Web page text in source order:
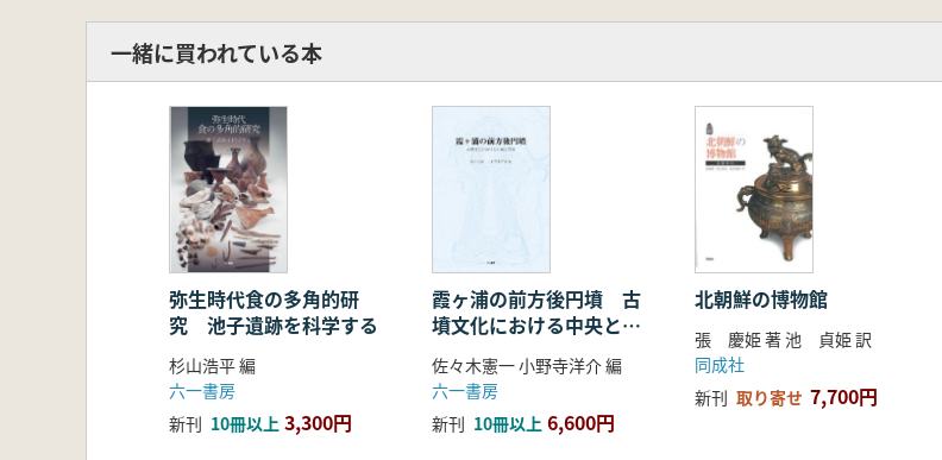
24.高地性集落論― 高地性集落と遺構・遺物 ―
25.争乱の時代― 実証と地域性 ―
26.大規模集落と小規模集落― 虚像と実像 ―
27.墓制論― 弥生墳墓から古墳の発生 ―
28.古墳時代との境― 弥生土器と土師器 ―
29.年代決定論― 年代の求め方とその問題点 ―
30.自然科学分析の応用― 導入の歴史・適用と限界 ―
註
引用文献
おわりに
【著者略歴】
浜田晋介
(はまだ しんすけ)
1959年神奈川県生まれ。日本大学文理学部卒。
川崎市市民ミュージアム学芸員をへて、現在、日本大学文理学部教授。
博士(歴史学:専修大学)
一緒に買われている本
弥生時代食の多角的研
究 池子遺跡を科学する
杉山浩平 編
六一書房
新刊 10冊以上 3,300円
霞ヶ浦の前方後円墳 古
墳文化における中央と周
佐々木憲一 小野寺洋介 編
六一書房
新刊 10冊以上 6,600円
北朝鮮の博物館
張 慶姫 著 池 貞姫 訳
同成社
新刊 取り寄せ 7,700円